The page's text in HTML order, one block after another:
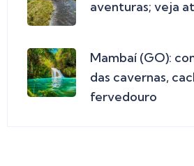
aventuras; veja
Mambaí (GO):
das cavernas,
fervedouro